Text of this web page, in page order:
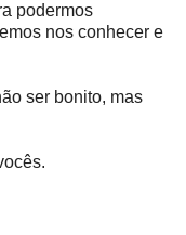
podermos
nos conhecer e
ser bonito, mas